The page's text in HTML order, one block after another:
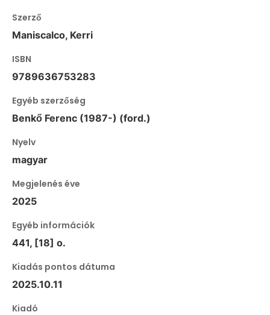
Szerző
Maniscalco, Kerri
ISBN
9789636753283
Egyéb szerzőség
Benkő Ferenc (1987-) (ford.)
Nyelv
magyar
Megjelenés éve
2025
Egyéb információk
441, [18] o.
Kiadás pontos dátuma
2025.10.11
Kiadó